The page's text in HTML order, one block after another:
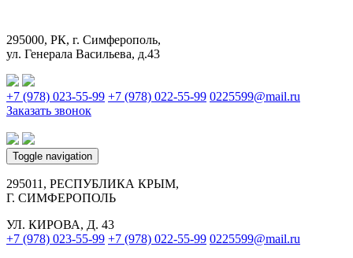
295000, РК, г. Симферополь,
ул. Генерала Васильева, д.43
+7 (978) 023-55-99 +7 (978) 022-55-99 0225599@mail.ru
Заказать звонок
Toggle navigation
295011, РЕСПУБЛИКА КРЫМ,
Г. СИМФЕРОПОЛЬ
УЛ. КИРОВА, Д. 43
+7 (978) 023-55-99 +7 (978) 022-55-99 0225599@mail.ru